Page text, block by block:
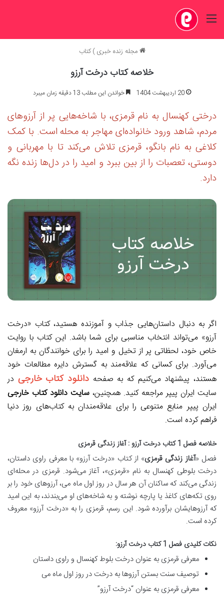
منو
مجله زنده خبری ) کتاب
خلاصه کتاب درخت آرزو
20 اردیبهشت 1404 خواندن این مطلب 13 دقیقه زمان میبرد
درختی کهنسال به نام قرمزی، با شاخه‌هایی پر از آرزوهای
مردم، شاهد ورود خانواده‌ای مهاجر به محله است. با کمک
کلاغی به نام بانگو، قرمزی تلاش می‌کند تا با مهربانی و
دوستی، تعصبات را از بین ببرد و امید را در دل‌ها زنده نگه
دارد.
اگر به دنبال داستان‌هایی جذاب و آموزنده هستید، کتاب «درخت
آرزو» می‌تواند انتخاب مناسبی برای شما باشد. این کتاب با روایت
خاص خود، لحظاتی پر از تخیل و امید را برای خوانندگان به ارمغان
می‌آورد. برای کسانی که علاقه‌مند به گسترش دایره مطالعات خود
هستند، پیشنهاد می‌کنیم که به صفحه دانلود کتاب خارجی در
سایت ایران پیپر مراجعه کنید. همچنین، سایت دانلود کتاب خارجی
ایران پیپر منابع متنوعی را برای علاقه‌مندان به کتاب‌های روز دنیا
فراهم کرده است.
خلاصه فصل 1 کتاب درخت آرزو : آغاز زندگی قرمزی
فصل «آغاز زندگی قرمزی» از کتاب «درخت آرزو» با معرفی راوی داستان،
درخت بلوطی کهنسال به نام «قرمزی»، آغاز می‌شود. قرمزی در محله‌ای
زندگی می‌کند که ساکنان آن هر سال در روز اول ماه می، آرزوهای خود را بر
روی تکه‌های کاغذ یا پارچه نوشته و به شاخه‌های او می‌بندند، به این امید
که آرزوهایشان برآورده شود. این رسم، قرمزی را به«درخت آرزو» معروف
کرده است.
نکات کلیدی فصل 1 کتاب درخت آرزو:
معرفی قرمزی به عنوان درخت بلوط کهنسال و راوی داستان
توصیف سنت بستن آرزوها به درخت در روز اول ماه می
معرفی قرمزی به عنوان “درخت آرزو”